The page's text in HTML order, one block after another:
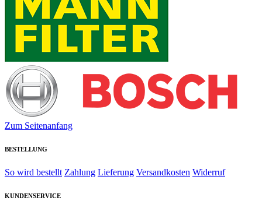
Zum Seitenanfang
BESTELLUNG
So wird bestellt Zahlung Lieferung Versandkosten Widerruf
KUNDENSERVICE